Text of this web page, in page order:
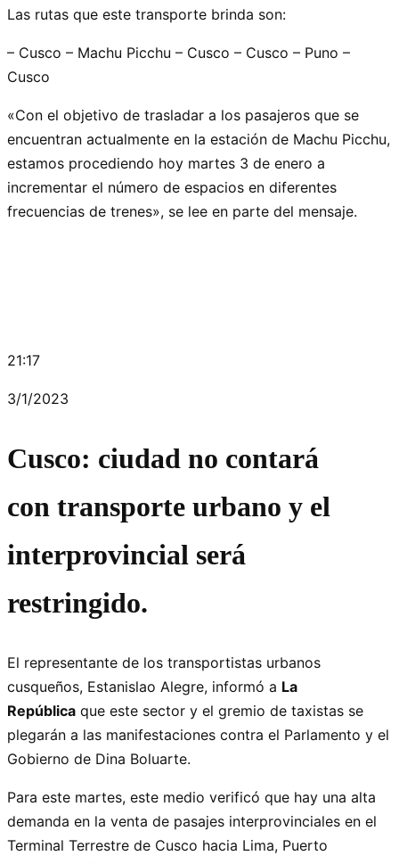
Las rutas que este transporte brinda son:
– Cusco – Machu Picchu – Cusco – Cusco – Puno –
Cusco
«Con el objetivo de trasladar a los pasajeros que se
encuentran actualmente en la estación de Machu Picchu,
estamos procediendo hoy martes 3 de enero a
incrementar el número de espacios en diferentes
frecuencias de trenes», se lee en parte del mensaje.
21:17
3/1/2023
Cusco: ciudad no contará
con transporte urbano y el
interprovincial será
restringido.
El representante de los transportistas urbanos
cusqueños, Estanislao Alegre, informó a La
República que este sector y el gremio de taxistas se
plegarán a las manifestaciones contra el Parlamento y el
Gobierno de Dina Boluarte.
Para este martes, este medio verificó que hay una alta
demanda en la venta de pasajes interprovinciales en el
Terminal Terrestre de Cusco hacia Lima, Puerto